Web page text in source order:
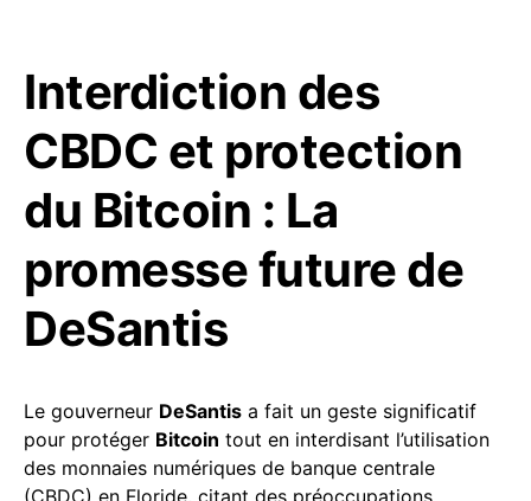
Interdiction des
CBDC et protection
du Bitcoin : La
promesse future de
DeSantis
Le gouverneur DeSantis a fait un geste significatif
pour protéger Bitcoin tout en interdisant l’utilisation
des monnaies numériques de banque centrale
(CBDC) en Floride, citant des préoccupations